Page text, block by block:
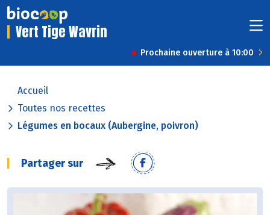
Vert Tige Wavrin
Prochaine ouverture à 10:00
Accueil
Toutes nos recettes
Légumes en bocaux (Aubergine, poivron)
Partager sur